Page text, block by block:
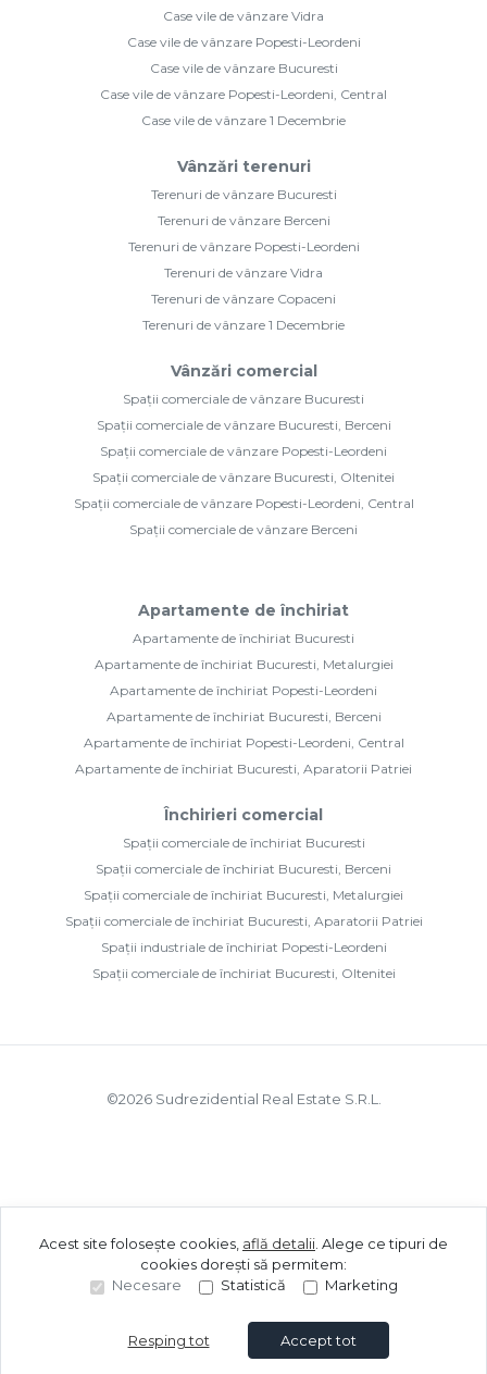
Case vile de vânzare Vidra
Case vile de vânzare Popesti-Leordeni
Case vile de vânzare Bucuresti
Case vile de vânzare Popesti-Leordeni, Central
Case vile de vânzare 1 Decembrie
Vânzări terenuri
Terenuri de vânzare Bucuresti
Terenuri de vânzare Berceni
Terenuri de vânzare Popesti-Leordeni
Terenuri de vânzare Vidra
Terenuri de vânzare Copaceni
Terenuri de vânzare 1 Decembrie
Vânzări comercial
Spații comerciale de vânzare Bucuresti
Spații comerciale de vânzare Bucuresti, Berceni
Spații comerciale de vânzare Popesti-Leordeni
Spații comerciale de vânzare Bucuresti, Oltenitei
Spații comerciale de vânzare Popesti-Leordeni, Central
Spații comerciale de vânzare Berceni
Apartamente de închiriat
Apartamente de închiriat Bucuresti
Apartamente de închiriat Bucuresti, Metalurgiei
Apartamente de închiriat Popesti-Leordeni
Apartamente de închiriat Bucuresti, Berceni
Apartamente de închiriat Popesti-Leordeni, Central
Apartamente de închiriat Bucuresti, Aparatorii Patriei
Închirieri comercial
Spații comerciale de închiriat Bucuresti
Spații comerciale de închiriat Bucuresti, Berceni
Spații comerciale de închiriat Bucuresti, Metalurgiei
Spații comerciale de închiriat Bucuresti, Aparatorii Patriei
Spații industriale de închiriat Popesti-Leordeni
Spații comerciale de închiriat Bucuresti, Oltenitei
©2026Sudrezidential Real Estate S.R.L.
Acest site folosește cookies, află detalii Alege ce tipuri de
cookies dorești să permitem:
Necesare
Statistică Marketing
Resping tot Accept tot